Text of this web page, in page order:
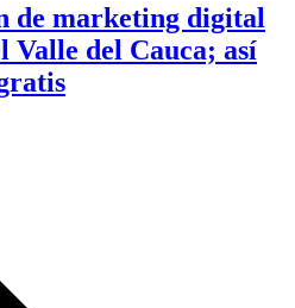
de marketing digital
Valle del Cauca; así